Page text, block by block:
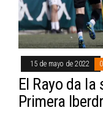
15 de mayo de 2022 0
El Rayo da
Primera